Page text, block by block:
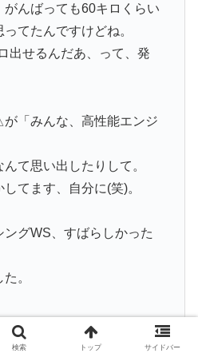
んばっても60キロくらい
てたんですけどね。
出せるんだあ、って、発
「みんな、高性能エンジ
て思い出したりして。
てます、自分に(笑)。
グWS、すばらしかった
。
検索 トップ サイドバー